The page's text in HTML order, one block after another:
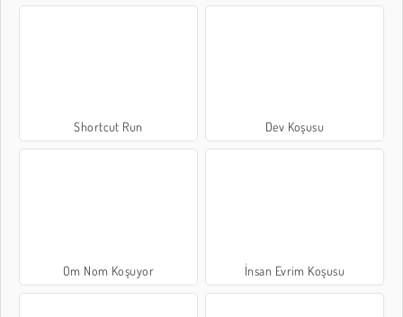
Shortcut Run Dev Koşusu
Om Nom Koşuyor İnsan Evrim Koşusu